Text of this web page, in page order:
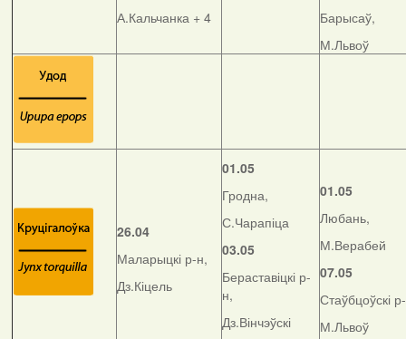
А.Кальчанка + 4
Барысаў,
М.Львоў
26.04
Маларыцкі р-н,
Дз.Кіцель
01.05
Гродна,
С.Чарапіца
03.05
Бераставіцкі р-
н,
Дз.Вінчэўскі
01.05
Любань,
М.Верабей
07.05
Стаўбцоўскі
М.Львоў